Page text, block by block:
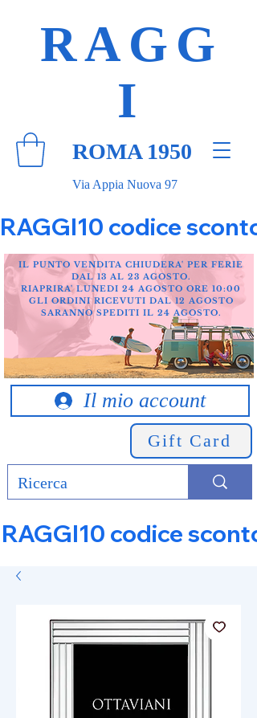
Via Appia Nuova 97
RAGG
I
ROMA 1950
RAGGI10 codice
Il mio account
Gift Card
IL PUNTO VENDITA CHIUDERA' PER FERIE
DAL 13 AL 23 AGOSTO.
RIAPRIRA' LUNEDI 24 AGOSTO ORE 10:00
GLI ORDINI RICEVUTI DAL 12 AGOSTO
SARANNO SPEDITI IL 24 AGOSTO.
RAGGI10 codice